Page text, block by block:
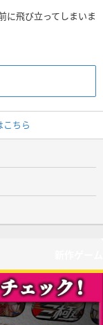
に飛び立ってしまいま
ちら